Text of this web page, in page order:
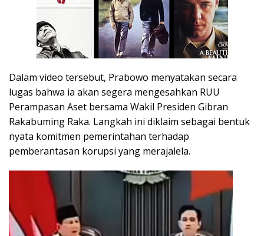
Dalam video tersebut, Prabowo menyatakan secara
lugas bahwa ia akan segera mengesahkan RUU
Perampasan Aset bersama Wakil Presiden Gibran
Rakabuming Raka. Langkah ini diklaim sebagai bentuk
nyata komitmen pemerintahan terhadap
pemberantasan korupsi yang merajalela.